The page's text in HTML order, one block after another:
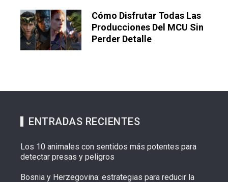
Cómo Disfrutar Todas Las
Producciones Del MCU Sin
Perder Detalle
ENTRADAS RECIENTES
Los 10 animales con sentidos más potentes para
detectar presas y peligros
Bosnia y Herzegovina: estrategias para reducir la